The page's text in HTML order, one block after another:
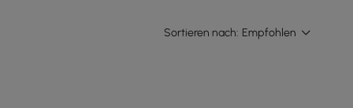
Sortieren nach: Empfohlen